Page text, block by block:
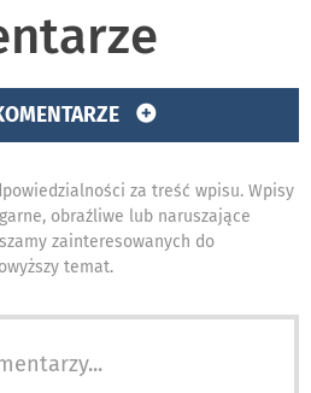
za treść wpisu. Wpisy
obraźliwe lub naruszające
zainteresowanych do
temat.